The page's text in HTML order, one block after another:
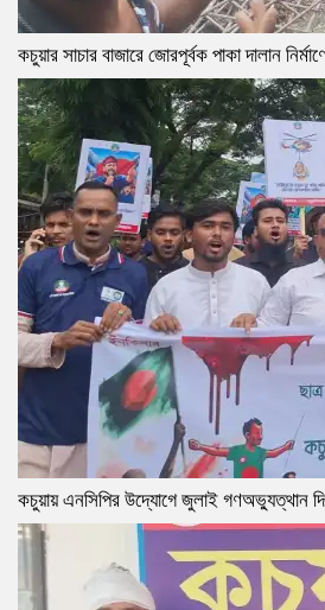
কচুয়ার সাচার বাজারে জোরপূর্বক পাকা দালান
কচুয়ায় এনসিপির উদ্যোগে জুলাই গণঅভ্যুত্থান